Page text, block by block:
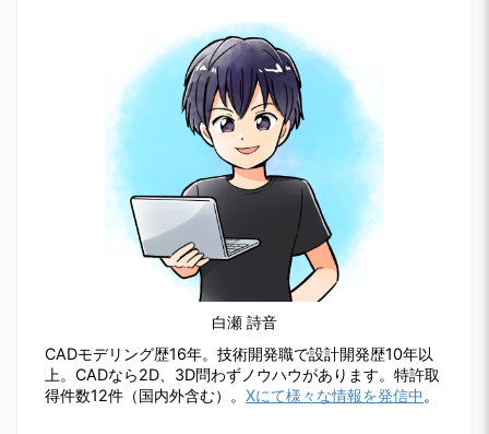
白瀬 詩音
CADモデリング歴16年。技術開発職で設計開発歴10年以
上。CADなら2D、3D問わずノウハウがあります。特許取
得件数12件（国内外含む）。 Xにて様々な情報を発信中 。